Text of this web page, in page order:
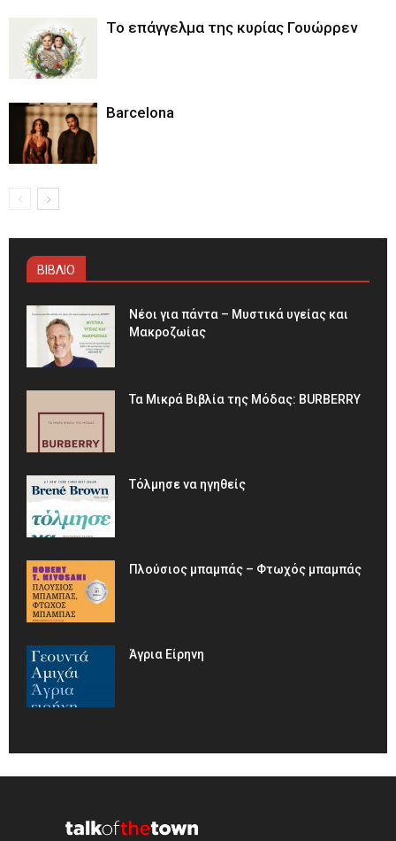
Το επάγγελμα της κυρίας Γουώρρεν
Barcelona
ΒΙΒΛΙΟ
Νέοι για πάντα – Μυστικά υγείας και
Μακροζωίας
Τα Μικρά Βιβλία της Μόδας: BURBERRY
Τόλμησε να ηγηθείς
Πλούσιος μπαμπάς – Φτωχός μπαμπάς
Άγρια Είρηνη